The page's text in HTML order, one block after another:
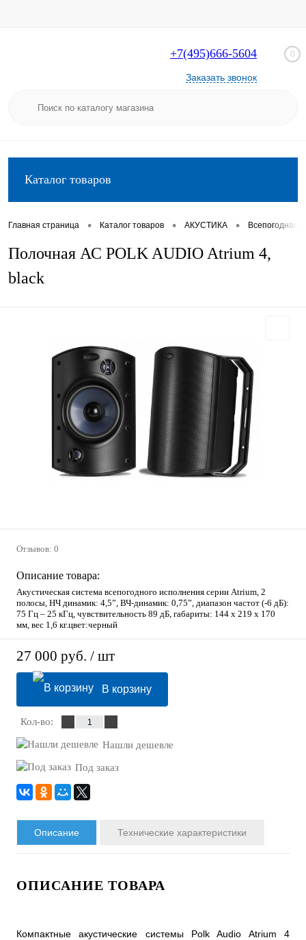
+7(495)666-5604
Заказать звонок
0
Каталог товаров
Главная страница • Каталог товаров • АКУСТИКА • Всепогодная
Полочная АС POLK AUDIO Atrium 4,
black
Отзывов: 0
Описание товара:
Акустическая система всепогодного исполнения серии Atrium, 2
полосы, НЧ динамик: 4,5”, ВЧ-динамик: 0,75”, диапазон частот (-6 дБ):
75 Гц – 25 кГц, чувствительность 89 дБ, габариты: 144 x 219 х 170
мм, вес 1,6 кг.цвет:черный
27 000 руб. / шт
В корзину
Кол-во:
Нашли дешевле
Под заказ
Описание Технические характеристики
ОПИСАНИЕ ТОВАРА
Компактные акустические системы Polk Audio Atrium 4